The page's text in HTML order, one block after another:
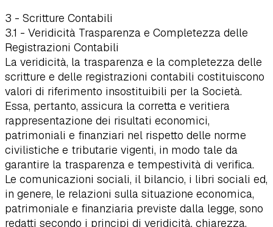
3 - Scritture Contabili
3.1 - Veridicità Trasparenza e Completezza delle
Registrazioni Contabili
La veridicità, la trasparenza e la completezza delle
scritture e delle registrazioni contabili costituiscono
valori di riferimento insostituibili per la Società.
Essa, pertanto, assicura la corretta e veritiera
rappresentazione dei risultati economici,
patrimoniali e finanziari nel rispetto delle norme
civilistiche e tributarie vigenti, in modo tale da
garantire la trasparenza e tempestività di verifica.
Le comunicazioni sociali, il bilancio, i libri sociali ed,
in genere, le relazioni sulla situazione economica,
patrimoniale e finanziaria previste dalla legge, sono
redatti secondo i principi di veridicità, chiarezza,